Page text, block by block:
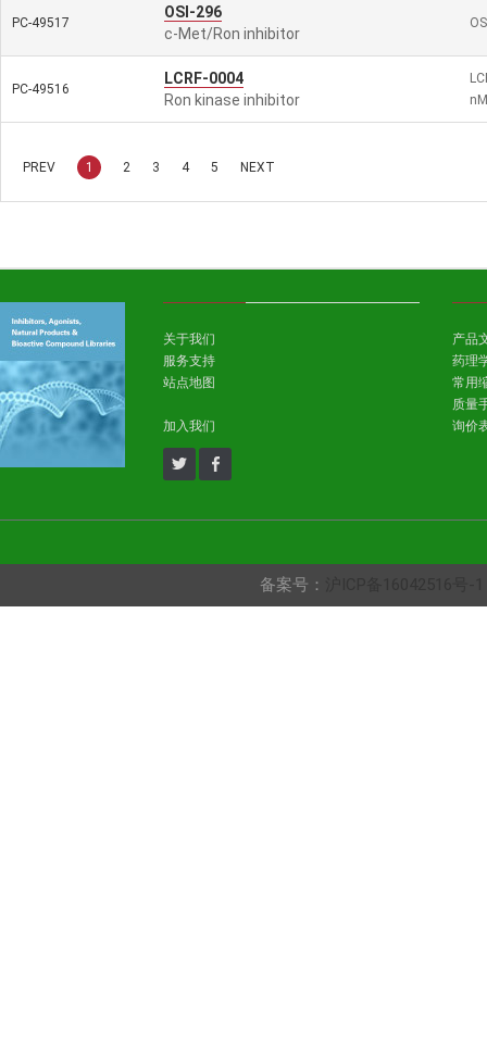
PC-49517
OSI-296
c-Met/Ron inhibitor
PC-49516
LCRF-0004
Ron kinase inhibitor
PREV 1 2 3 4 5 NEXT
关于我们
服务支持
站点地图
加入我们
产品
药理
常用
质量
询价
备案号：